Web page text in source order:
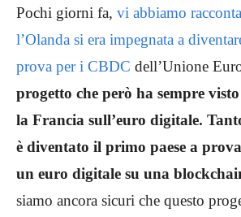
Pochi giorni fa, vi abbiamo
l’Olanda si era impegnata a
prova per i CBDC dell’Unione
progetto che però ha sempre
la Francia sull’euro digitale.
è diventato il primo paese a
un euro digitale su una
siamo ancora sicuri che questo